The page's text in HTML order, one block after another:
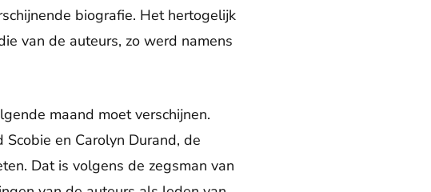
biografie. Het hertogelijk
van de auteurs, zo werd namens
maand moet verschijnen.
en Carolyn Durand, de
Dat is volgens de zegsman van